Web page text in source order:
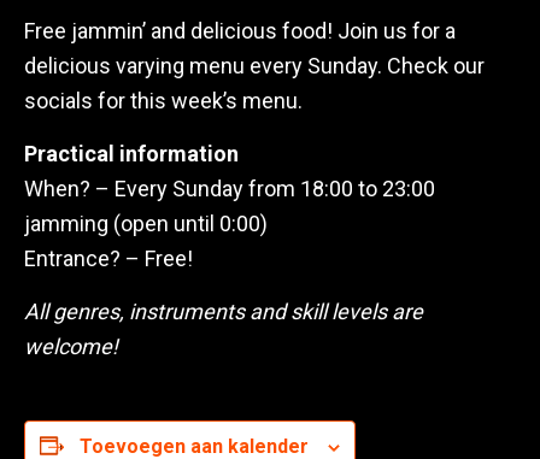
Free jammin’ and delicious food! Join us for a
delicious varying menu every Sunday. Check our
socials for this week’s menu.
Practical information
When? – Every Sunday from 18:00 to 23:00
jamming (open until 0:00)
Entrance? – Free!
All genres, instruments and skill levels are
welcome!
Toevoegen aan kalender